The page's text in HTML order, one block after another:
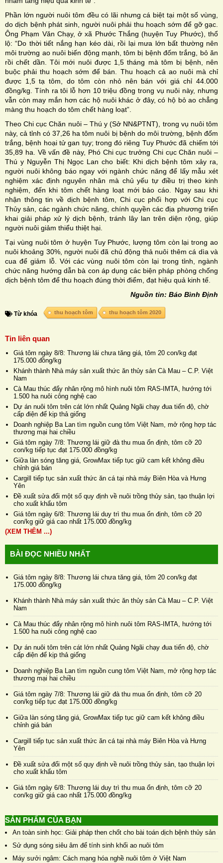
Phần lớn người nuôi tôm đều có lãi nhưng cá biệt tại một số vùng,
do dịch bệnh phát sinh, người nuôi phải thu hoạch sớm để gỡ gạc.
Ông Phạm Văn Chạy, ở xã Phước Thắng (huyện Tuy Phước), thổ
lộ: “Do thời tiết nắng hạn kéo dài, rồi lại mưa lớn bất thường nên
môi trường ao nuôi biến động mạnh, tôm bị bệnh đốm trắng, bỏ ăn
rồi chết dần. Tôi mới nuôi được 1,5 tháng mà tôm bị bệnh, nên
buộc phải thu hoạch sớm để bán. Thu hoạch cả ao nuôi mà chỉ
được 1,5 tạ tôm, do tôm còn nhỏ nên bán với giá chỉ 44.000
đồng/kg. Tính ra tôi lỗ hơn 10 triệu đồng trong vụ nuôi này, nhưng
vẫn còn may mắn hơn các hộ nuôi khác ở đây, có hộ bỏ ao chẳng
màng thu hoạch do tôm chết hàng loạt”.
Theo Chi cục Chăn nuôi – Thú y (Sở NN&PTNT), trong vụ nuôi tôm
này, cả tỉnh có 37,26 ha tôm nuôi bị bệnh do môi trường, bệnh đốm
trắng, bệnh hoại tử gan tụy; trong đó riêng Tuy Phước đã chiếm tới
35,89 ha. Về vấn đề này, Phó Chi cục trưởng Chi cục Chăn nuôi –
Thú y Nguyễn Thị Ngọc Lan cho biết: Khi dịch bệnh tôm xảy ra,
người nuôi không báo ngay với ngành chức năng để lấy mẫu xét
nghiệm xác định nguyên nhân mà chủ yếu tự điều trị theo kinh
nghiệm, đến khi tôm chết hàng loạt mới báo cáo. Ngay sau khi
nhận thông tin về dịch bệnh tôm, Chi cục phối hợp với Chi cục
Thủy sản, các ngành chức năng, chính quyền các địa phương triển
khai giải pháp xử lý dịch bệnh, tránh lây lan trên diện rộng, giúp
người nuôi giảm thiểu thiệt hại.
Tại vùng nuôi tôm ở huyện Tuy Phước, lượng tôm còn lại trong ao
nuôi khoảng 30%, người nuôi đã chủ động thả nuôi thêm cá dìa và
cua để giảm lỗ. Với các vùng nuôi tôm còn lại trong tỉnh, ngành
chức năng hướng dẫn bà con áp dụng các biện pháp phòng chống
dịch bệnh tôm để thu hoạch đúng thời điểm, đạt hiệu quả kinh tế.
Nguồn tin: Báo Bình Định
Từ khóa thu hoạch tôm thu hoạch tôm 2020
Tin liên quan
Giá tôm ngày 8/8: Thương lái chưa tăng giá, tôm 20 con/kg đạt
175.000 đồng/kg
Khánh thành Nhà máy sản xuất thức ăn thủy sản Cà Mau – C.P. Việt
Nam
Cà Mau thúc đẩy nhân rộng mô hình nuôi tôm RAS-IMTA, hướng tới
1.500 ha nuôi công nghệ cao
Dự án nuôi tôm trên cát lớn nhất Quảng Ngãi chạy đua tiến độ, chờ
cấp điện để kịp thả giống
Doanh nghiệp Ba Lan tìm nguồn cung tôm Việt Nam, mở rộng hợp tác
thương mại hai chiều
Giá tôm ngày 7/8: Thương lái giữ đà thu mua ổn định, tôm cỡ 20
con/kg tiếp tục đạt 175.000 đồng/kg
Giữa làn sóng tăng giá, GrowMax tiếp tục giữ cam kết không điều
chỉnh giá bán
Cargill tiếp tục sản xuất thức ăn cá tại nhà máy Biên Hòa và Hưng
Yên
Đề xuất sửa đổi một số quy định về nuôi trồng thủy sản, tạo thuận lợi
cho xuất khẩu tôm
Giá tôm ngày 6/8: Thương lái duy trì thu mua ổn định, tôm cỡ 20
con/kg giữ giá cao nhất 175.000 đồng/kg
(XEM THÊM ...)
BÀI ĐỌC NHIỀU NHẤT
Giá tôm ngày 8/8: Thương lái chưa tăng giá, tôm 20 con/kg đạt
175.000 đồng/kg
Khánh thành Nhà máy sản xuất thức ăn thủy sản Cà Mau – C.P. Việt
Nam
Cà Mau thúc đẩy nhân rộng mô hình nuôi tôm RAS-IMTA, hướng tới
1.500 ha nuôi công nghệ cao
Dự án nuôi tôm trên cát lớn nhất Quảng Ngãi chạy đua tiến độ, chờ
cấp điện để kịp thả giống
Doanh nghiệp Ba Lan tìm nguồn cung tôm Việt Nam, mở rộng hợp tác
thương mại hai chiều
Giá tôm ngày 7/8: Thương lái giữ đà thu mua ổn định, tôm cỡ 20
con/kg tiếp tục đạt 175.000 đồng/kg
Giữa làn sóng tăng giá, GrowMax tiếp tục giữ cam kết không điều
chỉnh giá bán
Cargill tiếp tục sản xuất thức ăn cá tại nhà máy Biên Hòa và Hưng
Yên
Đề xuất sửa đổi một số quy định về nuôi trồng thủy sản, tạo thuận lợi
cho xuất khẩu tôm
Giá tôm ngày 6/8: Thương lái duy trì thu mua ổn định, tôm cỡ 20
con/kg giữ giá cao nhất 175.000 đồng/kg
SẢN PHẨM CỦA BẠN
An toàn sinh học: Giải pháp then chốt cho bài toán dịch bệnh thủy sản
Sử dụng sóng siêu âm để tính sinh khối ao nuôi tôm
Máy sưởi ngâm: Cách mạng hóa nghề nuôi tôm ở Việt Nam